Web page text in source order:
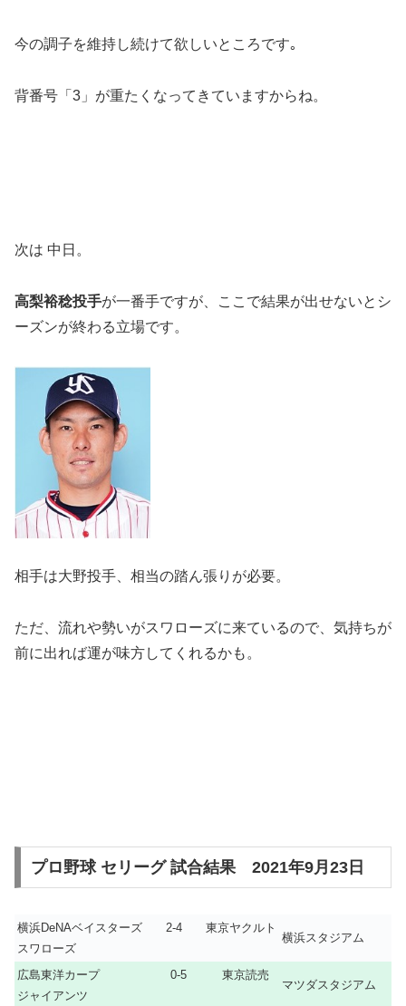
今の調子を維持し続けて欲しいところです｡
背番号「3」が重たくなってきていますからね。
次は 中日。
高梨裕稔投手が一番手ですが、ここで結果が出せないとシ
ーズンが終わる立場です。
相手は大野投手、相当の踏ん張りが必要。
ただ、流れや勢いがスワローズに来ているので、気持ちが
前に出れば運が味方してくれるかも。
プロ野球 セリーグ 試合結果 2021年9月23日
横浜DeNAベイスターズ 2-4 東京ヤクルト
スワローズ
横浜スタジアム
広島東洋カープ 0-5 東京読売
ジャイアンツ
マツダスタジアム